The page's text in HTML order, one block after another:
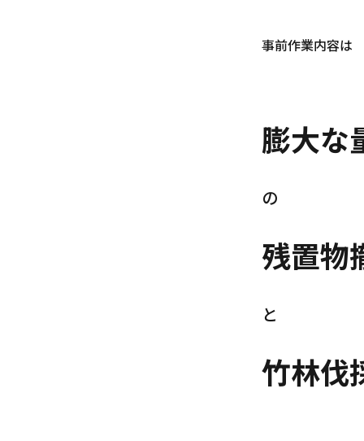
事前作業内容は
膨大な
の
残置物
と
竹林伐